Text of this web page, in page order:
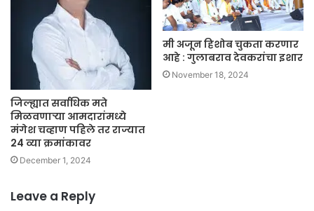
जिल्ह्यात सर्वाधिक मते
मिळवणाऱ्या आमदारांमध्ये
मंगेश चव्हाण पहिले तर राज्यात
24 व्या क्रमांकावर
December 1, 2024
मी अजून हिशोब चुकता करणार
आहे : गुलाबराव देवकरांचा इशार
November 18, 2024
Leave a Reply